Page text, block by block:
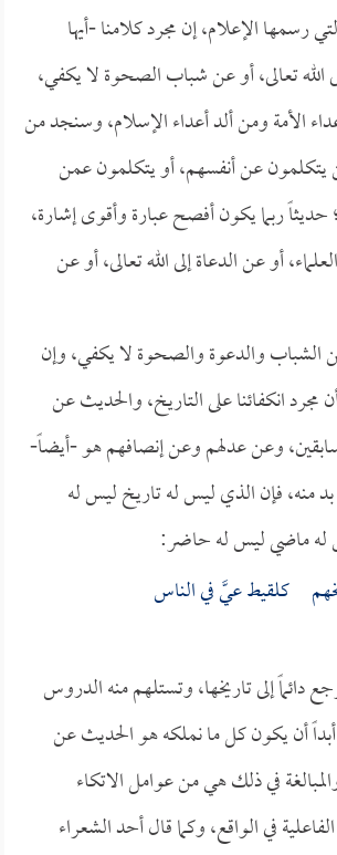
رسمها الإعلام، إن مجرد كلامنا -أيها
الله تعالى، أو عن شباب الصحوة لا يكفي،
الأمة ومن ألد أعداء الإسلام، وسنجد من
عن أنفسهم، أو يتكلمون عمن
ربما يكون أفصح عبارة وأقوى إشارة،
أو عن الدعاة إلى الله تعالى، أو عن
الشباب والدعوة والصحوة لا يكفي، وإن
مجرد انكفائنا على التاريخ، والحديث عن
وعن عدلهم وعن إنصافهم هو -أيضاً-
منه، فإن الذي ليس له تاريخ ليس له
له ماضي ليس له حاضر:
كلقيط عيَّ في الناس
دائماً إلى تاريخها، وتستلهم منه الدروس
أن يكون كل ما نملكه هو الحديث عن
في ذلك هي من عوامل الاتكاء
في الواقع، وكما قال أحد الشعراء